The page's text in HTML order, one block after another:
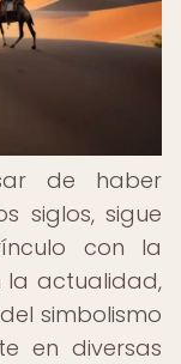
de haber
siglos, sigue
con la
la actualidad,
simbolismo
en diversas